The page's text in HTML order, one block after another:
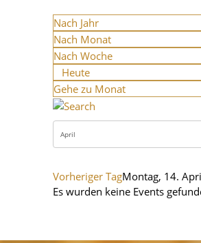
Nach Jahr
Nach Monat
Nach Woche
Heute
Gehe zu Monat
Vorheriger TagMontag, 14.
Es wurden keine Events